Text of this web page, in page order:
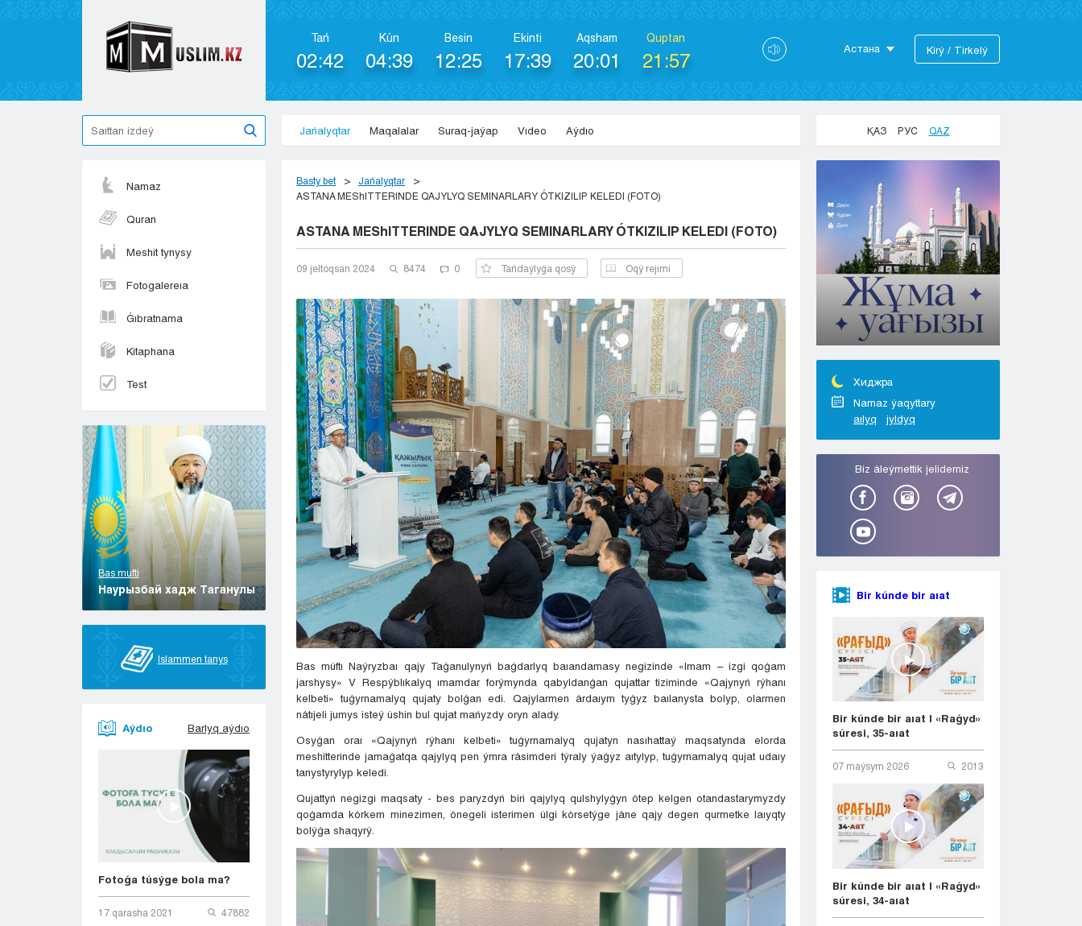
Tań
02:42
Kún
04:39
Besіn
12:25
Ekіntі
17:39
Aqsham
20:01
Quptan
21:57 Астана
Aktobe
Jezkazgan
Karaganda
Kokshetaý
Kostanaı
Kyzylorda
Pavlodar
Petropavlovsk
Semeı
Taldykorgan
Taraz
Týrkestan
Ýralsk
Ýst-Kamenogorsk
Shymkent
Kіrý / Tіrkelý
Jańalyqtar Maqalalar Suraq-jaýap Vıdeo Aýdıo ҚАЗ РУС QAZ
Namaz
Quran
Meshit tynysy
Fotogalereıa
Ǵıbratnama
Kitaphana
Test
Bas mufti
Наурызбай хадж Таганулы
Islammen tanys
Aýdıo Barlyq aýdıo
Fotoǵa túsýge bola ma?
17 qarasha 2021 47882
Basty bet
Jańalyqtar
ASTANA MEShITTERINDE QAJYLYQ SEMINARLARY ÓTKIZILIP KELEDI (FOTO)
ASTANA MEShITTERINDE QAJYLYQ SEMINARLARY ÓTKIZILIP KELEDI (FOTO)
09 jeltoqsan 2024 8474 0 Tańdaýlyǵa qosý Оqý rejımi
Bas múftı Naýryzbaı qajy Taǵanulynyń baǵdarlyq baıandamasy negizinde «Imam – izgi qoǵam
jarshysy» V Respýblıkalyq ımamdar forýmynda qabyldanǵan qujattar tiziminde «Qajynyń rýhanı
kelbeti» tuǵyrnamalyq qujaty bolǵan edi. Qajylarmen árdaıym tyǵyz baılanysta bolyp, olarmen
nátıjeli jumys isteý úshin bul qujat mańyzdy oryn alady.
Osyǵan oraı «Qajynyń rýhanı kelbeti» tuǵyrnamalyq qujatyn nasıhattaý maqsatynda elorda
meshitterinde jamaǵatqa qajylyq pen ýmra rásimderi týraly ýaǵyz aıtylyp, tuǵyrnamalyq qujat udaıy
tanystyrylyp keledi.
Qujattyń negizgi maqsaty - bes paryzdyń biri qajylyq qulshylyǵyn ótep kelgen otandastarymyzdy
qoǵamda kórkem minezimen, ónegeli isterimen úlgi kórsetýge jáne qajy degen qurmetke laıyqty
bolýǵa shaqyrý.
Хиджра
Namaz ýaqyttary
aılyq
jyldyq
Bіz áleýmettіk jelіdemіz
Bir kúnde bir aıat
Bir kúnde bir aıat | «Raǵyd»
súresi, 35-aıat
07 maýsym 2026 2013
Bir kúnde bir aıat | «Raǵyd»
súresi, 34-aıat